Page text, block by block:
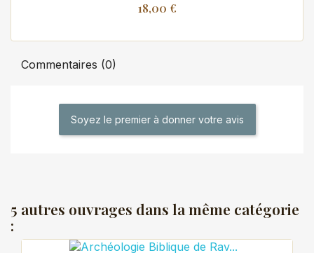
18,00 €
Commentaires (0)
Soyez le premier à donner votre avis
5 autres ouvrages dans la même catégorie
: